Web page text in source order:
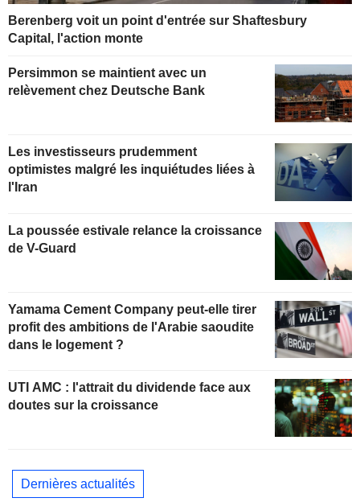
Berenberg voit un point d'entrée sur Shaftesbury
Capital, l'action monte
Persimmon se maintient avec un
relèvement chez Deutsche Bank
Les investisseurs prudemment
optimistes malgré les inquiétudes liées à
l'Iran
La poussée estivale relance la croissance
de V-Guard
Yamama Cement Company peut-elle tirer
profit des ambitions de l'Arabie saoudite
dans le logement ?
UTI AMC : l'attrait du dividende face aux
doutes sur la croissance
Dernières actualités